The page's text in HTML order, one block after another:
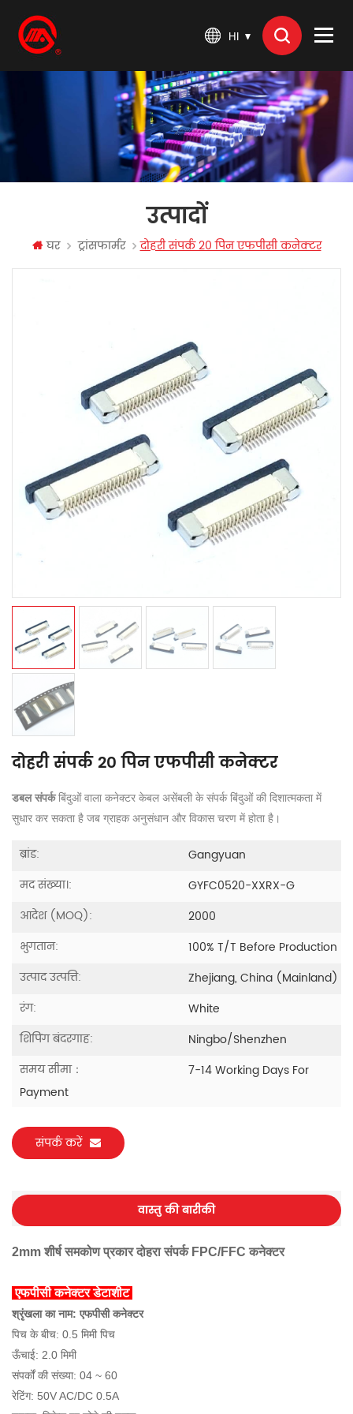
HI
उत्पादों
घर ट्रांसफार्मर दोहरी संपर्क 20 पिन एफपीसी कनेक्टर
दोहरी संपर्क 20 पिन एफपीसी कनेक्टर
डबल संपर्कबिंदुओं वाला कनेक्टर केबल असेंबली के संपर्क बिंदुओं की दिशात्मकता में
सुधार कर सकता है जब ग्राहक अनुसंधान और विकास चरण में होता है।
ब्रांड:
Gangyuan
मद संख्या।:
GYFC0520-XXRX-G
आदेश (MOQ):
2000
भुगतान:
100% T/T Before Production
उत्पाद उत्पत्ति:
Zhejiang, China (Mainland)
रंग:
White
शिपिंग बंदरगाह:
Ningbo/Shenzhen
समय सीमा：
7-14 Working Days For
Payment
संपर्क करें
वास्तु की बारीकी
2mm शीर्ष समकोण प्रकार दोहरा संपर्क FPC/FFC कनेक्टर
एफपीसी कनेक्टर डेटाशीट
श्रृंखला का नाम: एफपीसी कनेक्टर
पिच के बीच: 0.5 मिमी पिच
ऊँचाई: 2.0 मिमी
संपर्कों की संख्या: 04 ~ 60
रेटिंग: 50V AC/DC 0.5A